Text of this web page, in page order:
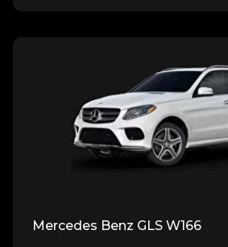
Mercedes Benz GLS W166